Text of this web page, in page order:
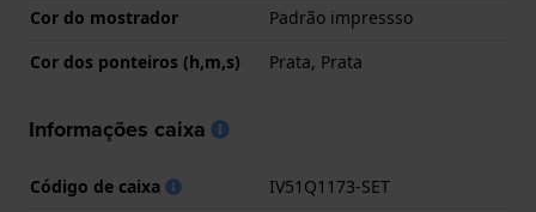
Cor do mostrador
Padrão impressso
Cor dos ponteiros (h,m,s)
Prata, Prata
Informações caixa
Código de caixa
IV51Q1173-SET